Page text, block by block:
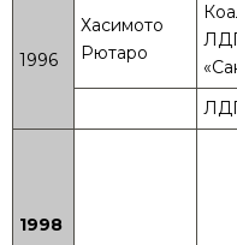
1996
Хасимото
Рютаро
1998